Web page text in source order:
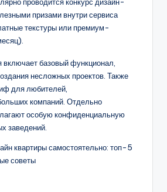
призами внутри сервиса
текстуры или премиум-
включает базовый функционал,
несложных проектов. Также
для любителей,
компаний. Отдельно
особую конфиденциальную
заведений.